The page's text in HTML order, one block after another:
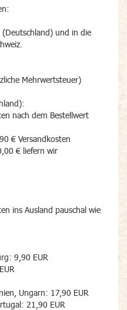
und in die
Mehrwertsteuer)
nach dem Bestellwert
€ Versandkosten
€ liefern wir
ins Ausland pauschal wie
9,90 EUR
Ungarn: 17,90 EUR
21,90 EUR